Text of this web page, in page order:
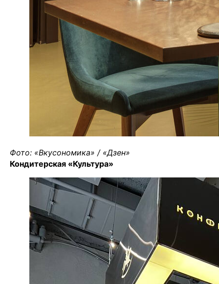
Фото: «Вкусономика» / «Дзен»
Кондитерская «Культура»